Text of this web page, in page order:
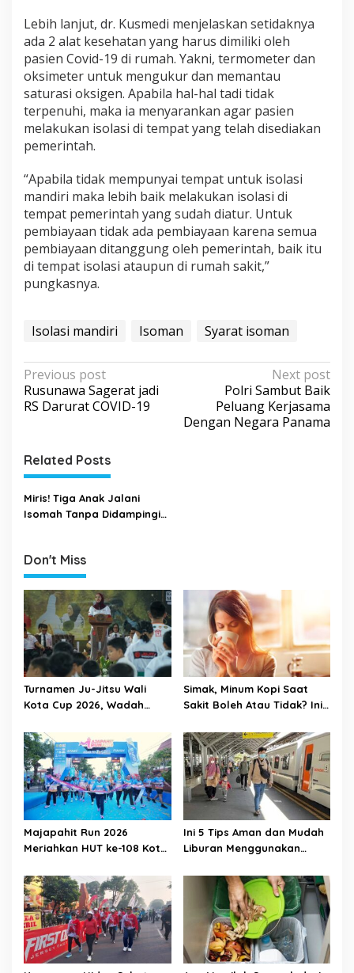
Lebih lanjut, dr. Kusmedi menjelaskan setidaknya
ada 2 alat kesehatan yang harus dimiliki oleh
pasien Covid-19 di rumah. Yakni, termometer dan
oksimeter untuk mengukur dan memantau
saturasi oksigen. Apabila hal-hal tadi tidak
terpenuhi, maka ia menyarankan agar pasien
melakukan isolasi di tempat yang telah disediakan
pemerintah.
“Apabila tidak mempunyai tempat untuk isolasi
mandiri maka lebih baik melakukan isolasi di
tempat pemerintah yang sudah diatur. Untuk
pembiayaan tidak ada pembiayaan karena semua
pembiayaan ditanggung oleh pemerintah, baik itu
di tempat isolasi ataupun di rumah sakit,”
pungkasnya.
Isolasi mandiri Isoman Syarat isoman
P
o
n
a
v
g
a
t
i
o
n
Previous post
Rusunawa Sagerat jadi
RS Darurat COVID-19
Next post
Polri Sambut Baik
Peluang Kerjasama
Dengan Negara Panama
Related Posts
Miris! Tiga Anak Jalani
Isomah Tanpa Didampingi
Don't Miss
Turnamen Ju-Jitsu Wali
Kota Cup 2026, Wadah
Penggerak Ekonomi Lokal
Simak, Minum Kopi Saat
Sakit Boleh Atau Tidak? Ini
Majapahit Run 2026
Meriahkan HUT ke-108 Kota
Ambil Bagian
Ini 5 Tips Aman dan Mudah
Liburan Menggunakan